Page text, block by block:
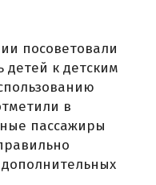
посоветовали
к детским
в
пассажиры
дополнительных